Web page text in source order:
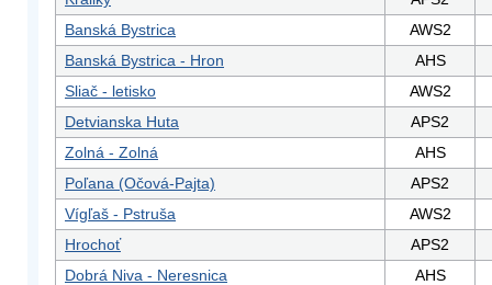
Banská Bystrica
AWS2
Banská Bystrica - Hron
AHS
Sliač - letisko
AWS2
Detvianska Huta
APS2
Zolná - Zolná
AHS
Poľana (Očová-Pajta)
APS2
Vígľaš - Pstruša
AWS2
Hrochoť
APS2
Dobrá Niva - Neresnica
AHS